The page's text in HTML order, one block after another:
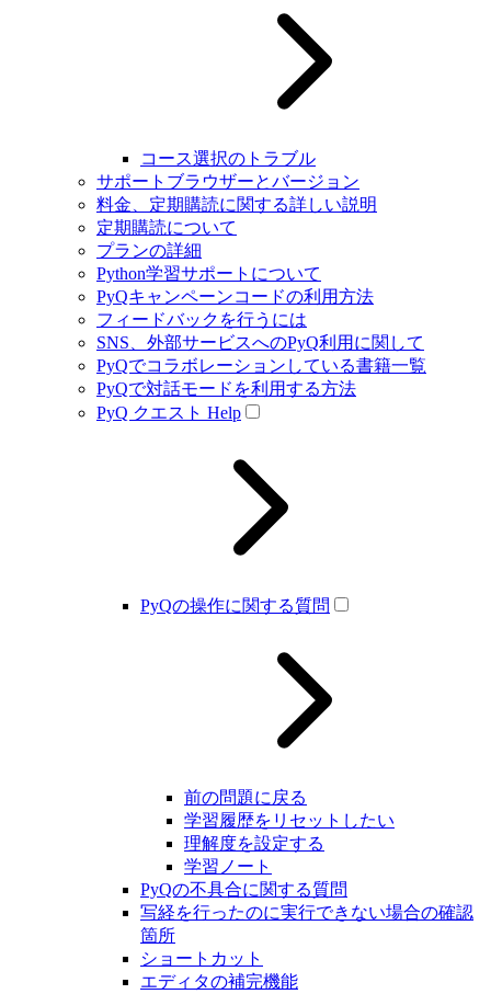
コース選択のトラブル
サポートブラウザーとバージョン
料金、定期購読に関する詳しい説明
定期購読について
プランの詳細
Python学習サポートについて
PyQキャンペーンコードの利用方法
フィードバックを行うには
SNS、外部サービスへのPyQ利用に関して
PyQでコラボレーションしている書籍一覧
PyQで対話モードを利用する方法
PyQ クエスト Help
PyQの操作に関する質問
前の問題に戻る
学習履歴をリセットしたい
理解度を設定する
学習ノート
PyQの不具合に関する質問
写経を行ったのに実行できない場合の確認
箇所
ショートカット
エディタの補完機能